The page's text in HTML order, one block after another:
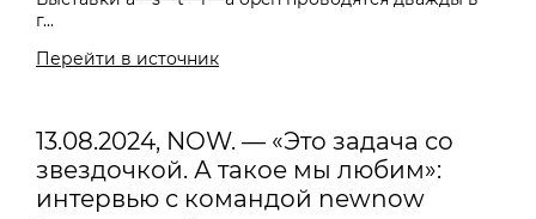
г...
Перейти в источник
13.08.2024, NOW. — «Это задача со
звездочкой. А такое мы любим»:
интервью с командой newnow